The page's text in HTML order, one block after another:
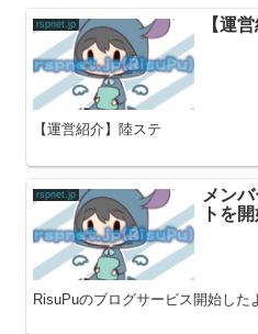
rspnet.jp 【運
【運営紹介】陸ステ
rspnet.jp
メン
トを
RisuPuのブログサービス開始した